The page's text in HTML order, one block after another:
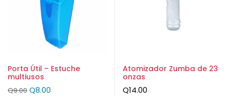
Porta Útil – Estuche
multiusos
Q9.00 Q8.00
Atomizador Zumba de 23
onzas
Q14.00